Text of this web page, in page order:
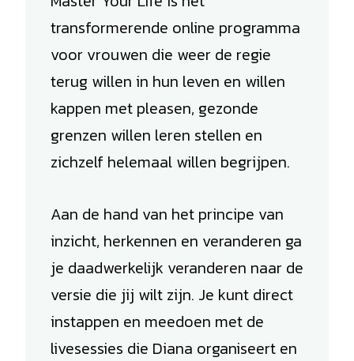
transformerende online programma
voor vrouwen die weer de regie
terug willen in hun leven en willen
kappen met pleasen, gezonde
grenzen willen leren stellen en
zichzelf helemaal willen begrijpen.
Aan de hand van het principe van
inzicht, herkennen en veranderen ga
je daadwerkelijk veranderen naar de
versie die jij wilt zijn. Je kunt direct
instappen en meedoen met de
livesessies die Diana organiseert en